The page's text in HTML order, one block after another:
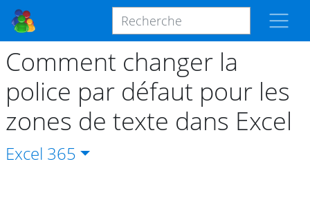
Comment changer la
police par défaut pour les
zones de texte dans Excel
Excel 365